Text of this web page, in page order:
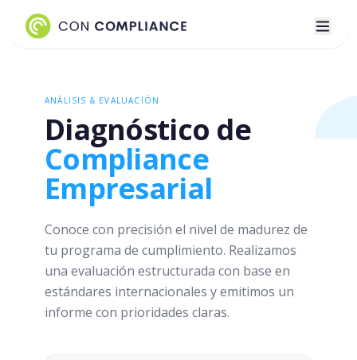
ANÁLISIS & EVALUACIÓN
Diagnóstico de
Compliance
Empresarial
Conoce con precisión el nivel de madurez de
tu programa de cumplimiento. Realizamos
una evaluación estructurada con base en
estándares internacionales y emitimos un
informe con prioridades claras.